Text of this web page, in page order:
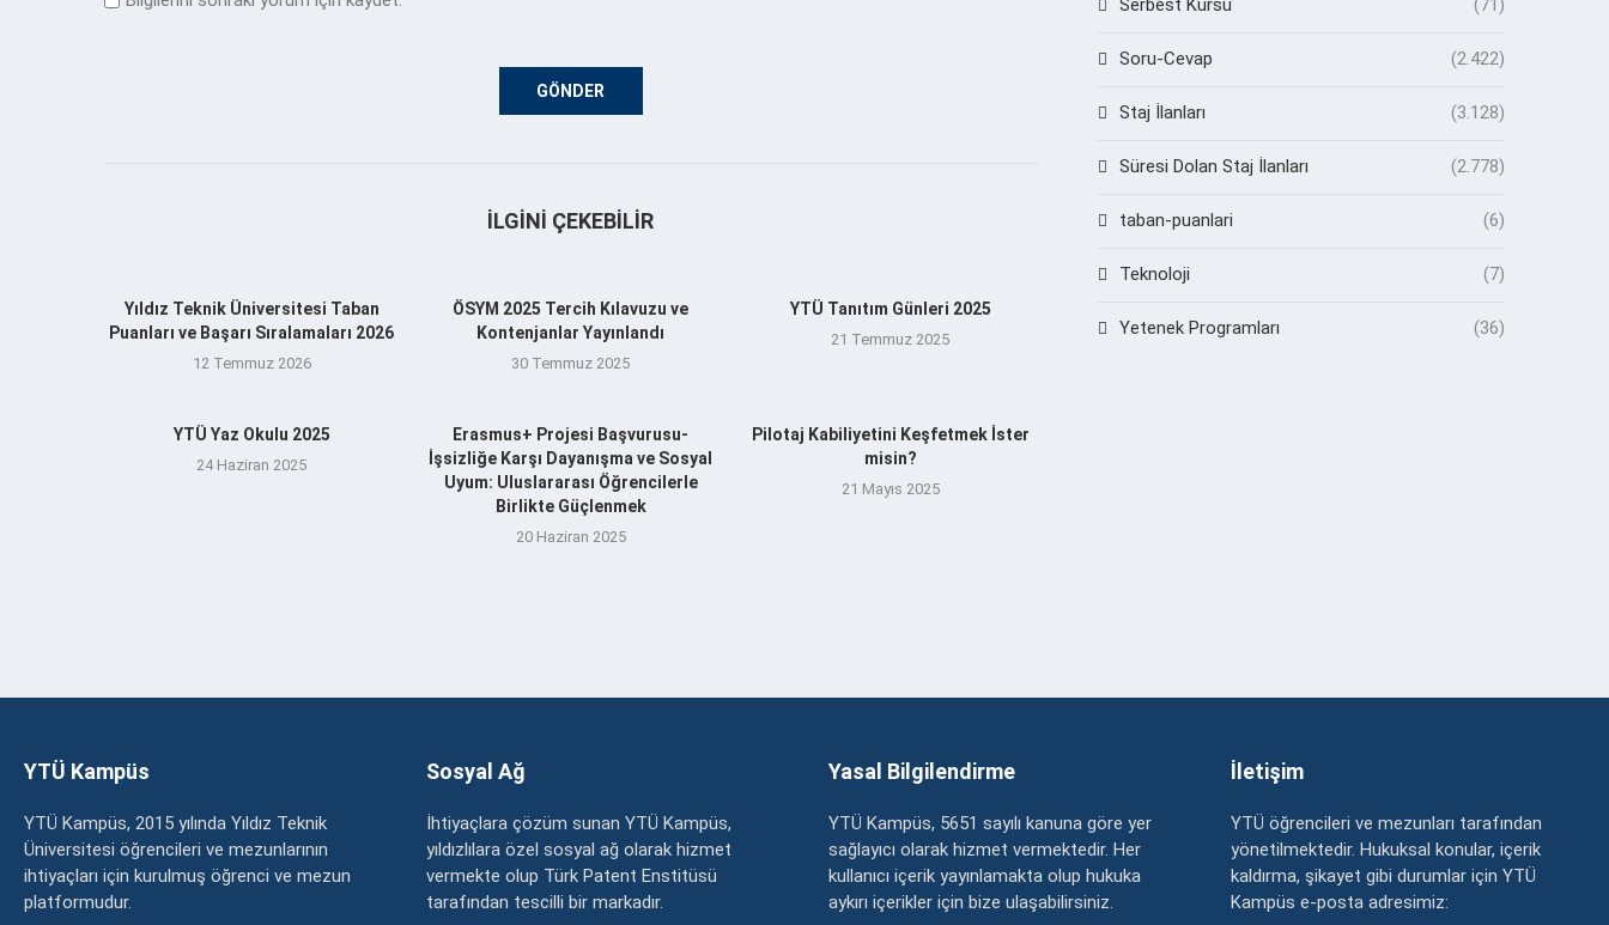
İLGINI ÇEKEBILIR
Yıldız Teknik Üniversitesi Taban
Puanları ve Başarı Sıralamaları 2026
12 Temmuz 2026
ÖSYM 2025 Tercih Kılavuzu ve
Kontenjanlar Yayınlandı
30 Temmuz 2025
YTÜ Tanıtım Günleri 2025
21 Temmuz 2025
YTÜ Yaz Okulu 2025
24 Haziran 2025
Erasmus+ Projesi Başvurusu-
İşsizliğe Karşı Dayanışma ve Sosyal
Uyum: Uluslararası Öğrencilerle
Birlikte Güçlenmek
20 Haziran 2025
Pilotaj Kabiliyetini Keşfetmek İster
misin?
21 Mayıs 2025
Serbest Kürsü (71)
Soru-Cevap (2.422)
Staj İlanları (3.128)
Süresi Dolan Staj İlanları (2.778)
taban-puanlari (6)
Teknoloji (7)
Yetenek Programları (36)
YTÜ Kampüs
YTÜ Kampüs, 2015 yılında Yıldız Teknik
Üniversitesi öğrencileri ve mezunlarının
ihtiyaçları için kurulmuş öğrenci ve mezun
platformudur.
Sosyal Ağ
İhtiyaçlara çözüm sunan YTÜ Kampüs,
yıldızlılara özel sosyal ağ olarak hizmet
vermekte olup Türk Patent Enstitüsü
tarafından tescilli bir markadır.
Yasal Bilgilendirme
YTÜ Kampüs, 5651 sayılı kanuna göre yer
sağlayıcı olarak hizmet vermektedir. Her
kullanıcı içerik yayınlamakta olup hukuka
aykırı içerikler için bize ulaşabilirsiniz.
İletişim
YTÜ öğrencileri ve mezunları tarafından
yönetilmektedir. Hukuksal konular, içerik
kaldırma, şikayet gibi durumlar için YTÜ
Kampüs e-posta adresimiz: